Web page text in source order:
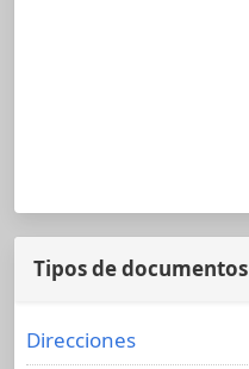
Tipos de documentos
Direcciones